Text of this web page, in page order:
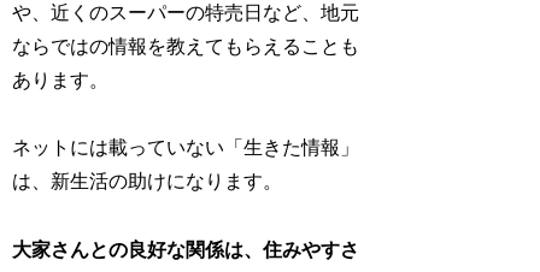
や、近くのスーパーの特売日など、地元
ならではの情報を教えてもらえることも
あります。
ネットには載っていない「生きた情報」
は、新生活の助けになります。
大家さんとの良好な関係は、住みやすさ